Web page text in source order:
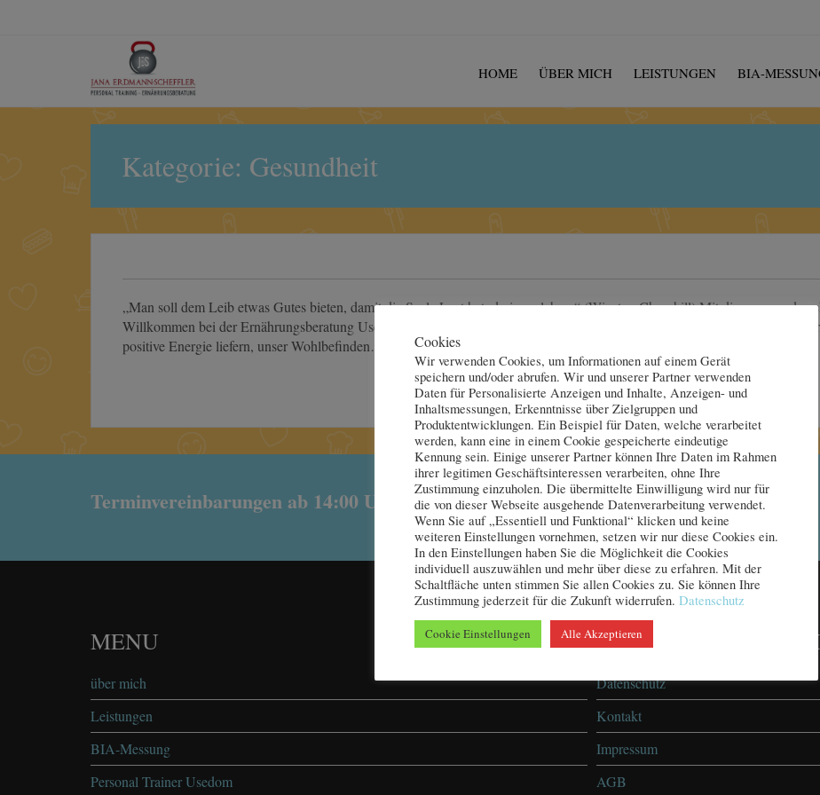
HOME ÜBER MICH LEISTUNGEN BIA-
Kategorie: Gesundheit
„Man soll dem Leib etwas Gutes bieten, damit die Seele Lust hat, darin zu leben.“ (Winston Churchill) Mit diesem
Willkommen bei der Ernährungsberatung Usedom! Essen und Trinken hält bekanntlich Leib und Seele zusammen, weil
positive Energie liefern, unser Wohlbefinden…
Terminvereinbarungen ab 14:00 Uhr
MENU
über mich
Leistungen
BIA-Messung
Personal Trainer Usedom
DATENSCHUTZ &
Datenschutz
Kontakt
Impressum
AGB
Cookies
Wir verwenden Cookies, um Informationen auf einem Gerät
speichern und/oder abrufen. Wir und unserer Partner verwenden
Daten für Personalisierte Anzeigen und Inhalte, Anzeigen- und
Inhaltsmessungen, Erkenntnisse über Zielgruppen und
Produktentwicklungen. Ein Beispiel für Daten, welche verarbeitet
werden, kann eine in einem Cookie gespeicherte eindeutige
Kennung sein. Einige unserer Partner können Ihre Daten im Rahmen
ihrer legitimen Geschäftsinteressen verarbeiten, ohne Ihre
Zustimmung einzuholen. Die übermittelte Einwilligung wird nur für
die von dieser Webseite ausgehende Datenverarbeitung verwendet.
Wenn Sie auf „Essentiell und Funktional“ klicken und keine
weiteren Einstellungen vornehmen, setzen wir nur diese Cookies ein.
In den Einstellungen haben Sie die Möglichkeit die Cookies
individuell auszuwählen und mehr über diese zu erfahren. Mit der
Schaltfläche unten stimmen Sie allen Cookies zu. Sie können Ihre
Zustimmung jederzeit für die Zukunft widerrufen. Datenschutz
Cookie Einstellungen Alle Akzeptieren